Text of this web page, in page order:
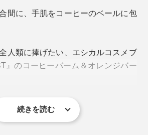
間に、手肌をコーヒーのベールに包
人類に捧げたい、エシカルコスメブ
』のコーヒーバーム＆オレンジバー
続きを読む